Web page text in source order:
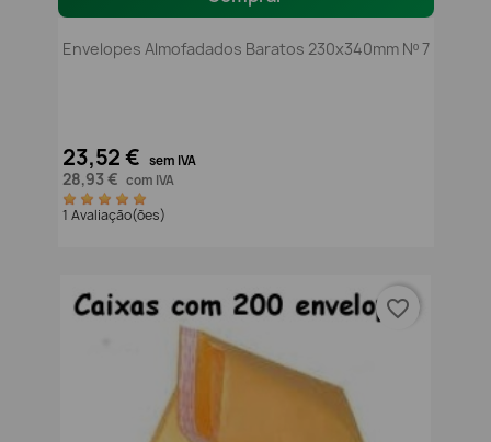
Envelopes Almofadados Baratos 230x340mm Nº 7
23,52 € sem IVA
28,93 € com IVA
1 Avaliação(ões)
favorite_border